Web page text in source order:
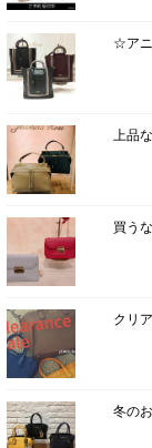
☆ア
上品
買う
クリ
冬の